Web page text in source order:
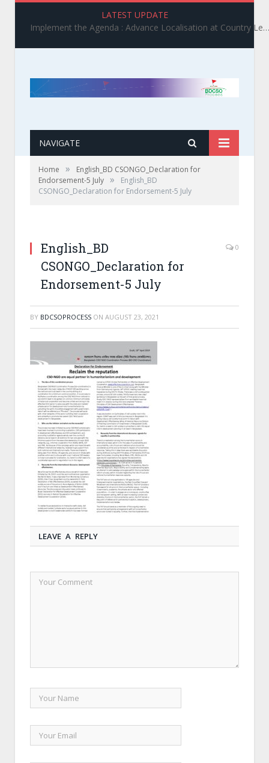
LATEST UPDATE
Implement the Agenda : Advance Localisation at Country Level_ BDCSO COAST 2025 Survey Report Findings on the Grand Bargain 3.0 Implementation
NAVIGATE
Home »
English_BD CSONGO_Declaration for
Endorsement-5 July »
English_BD
CSONGO_Declaration for Endorsement-5 July
English_BD
CSONGO_Declaration for
Endorsement-5 July
0
BY BDCSOPROCESS ON AUGUST 23, 2021
LEAVE A REPLY